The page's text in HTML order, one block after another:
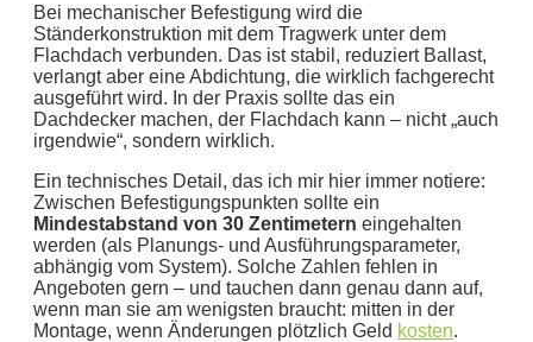
Bei mechanischer Befestigung wird die
Ständerkonstruktion mit dem Tragwerk unter dem
Flachdach verbunden. Das ist stabil, reduziert Ballast,
verlangt aber eine Abdichtung, die wirklich fachgerecht
ausgeführt wird. In der Praxis sollte das ein
Dachdecker machen, der Flachdach kann – nicht „auch
irgendwie“, sondern wirklich.
Ein technisches Detail, das ich mir hier immer notiere:
Zwischen Befestigungspunkten sollte ein
Mindestabstand von 30 Zentimetern eingehalten
werden (als Planungs- und Ausführungsparameter,
abhängig vom System). Solche Zahlen fehlen in
Angeboten gern – und tauchen dann genau dann auf,
wenn man sie am wenigsten braucht: mitten in der
Montage, wenn Änderungen plötzlich Geld kosten.